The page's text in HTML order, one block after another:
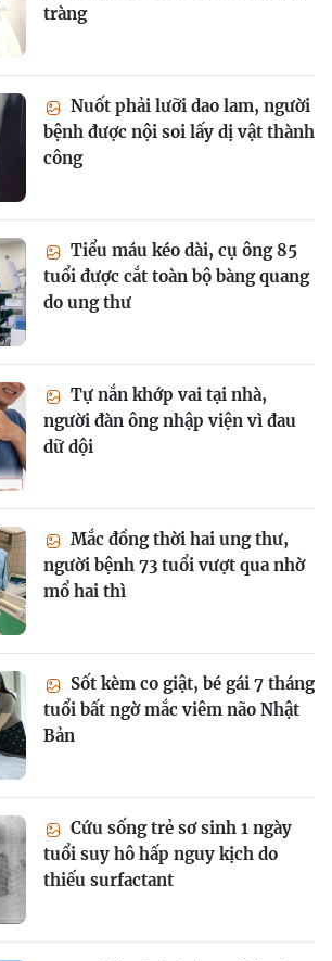
tràng
Nuốt phải lưỡi dao lam, người
bệnh được nội soi lấy dị vật thành
công
Tiểu máu kéo dài, cụ ông 85
tuổi được cắt toàn bộ bàng quang
do ung thư
Tự nắn khớp vai tại nhà,
người đàn ông nhập viện vì đau
dữ dội
Mắc đồng thời hai ung thư,
người bệnh 73 tuổi vượt qua nhờ
mổ hai thì
Sốt kèm co giật, bé gái 7 tháng
tuổi bất ngờ mắc viêm não Nhật
Bản
Cứu sống trẻ sơ sinh 1 ngày
tuổi suy hô hấp nguy kịch do
thiếu surfactant